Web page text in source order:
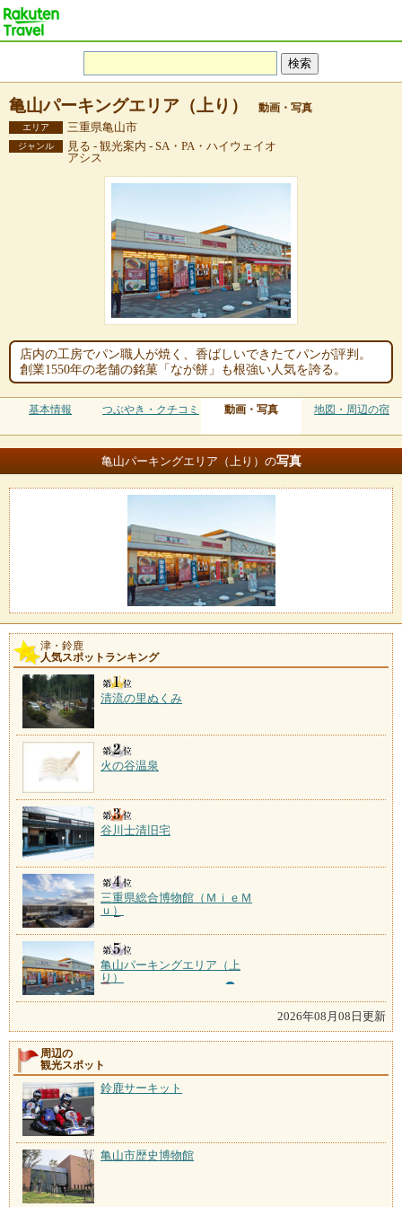
亀山パーキングエリア（上り） 動画・写真
エリア 三重県亀山市
ジャンル
見る - 観光案内 - SA・PA・ハイウェイオ
アシス
店内の工房でパン職人が焼く、香ばしいできたてパンが評判。
創業1550年の老舗の銘菓「なが餅」も根強い人気を誇る。
基本情報 つぶやき・クチコミ 動画・写真 地図・周辺の宿
亀山パーキングエリア（上り）の写真
津・鈴鹿
人気スポットランキング
清流の里ぬくみ
火の谷温泉
谷川士清旧宅
三重県総合博物館（ＭｉｅＭ
ｕ）
亀山パーキングエリア（上
り）
2026年08月08日更新
周辺の
観光スポット
鈴鹿サーキット
亀山市歴史博物館